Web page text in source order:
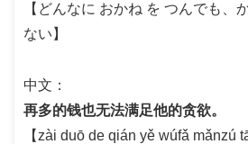
【どんなに おかね を つんでも、
ない】
中文：
再多的钱也无法满足他的贪欲。
【zài duō de qián yě wúfǎ mǎnzú